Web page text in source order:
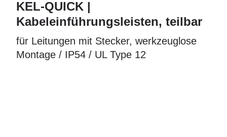
KEL-QUICK |
Kabeleinführungsleisten, teilbar
für Leitungen mit Stecker, werkzeuglose
Montage / IP54 / UL Type 12